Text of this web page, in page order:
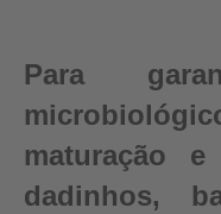
Para
maturação
dadinhos,